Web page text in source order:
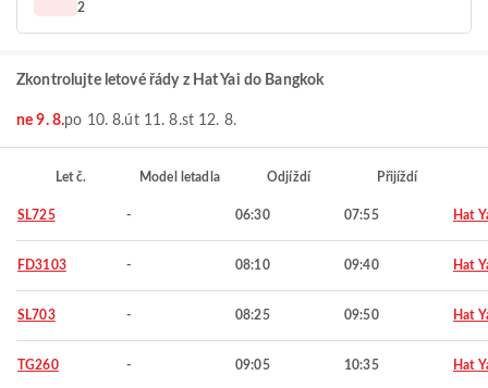
2
Zkontrolujte letové řády z Hat Yai do Bangkok
ne 9. 8.po 10. 8.út 11. 8.st 12. 8.
Let č. Model letadla Odjíždí Přijíždí
SL725 - 06:30 07:55 Hat
FD3103 - 08:10 09:40 Hat
SL703 - 08:25 09:50 Hat
TG260 - 09:05 10:35 Hat